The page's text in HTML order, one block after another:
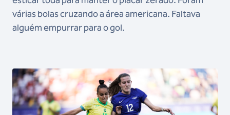
várias bolas cruzando a área americana. Faltava
alguém empurrar para o gol.